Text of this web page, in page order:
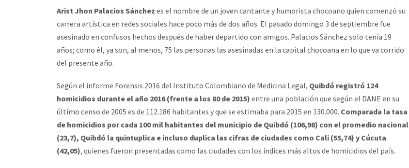
Arist Jhon Palacios Sánchez es el nombre de un joven cantante y humorista chocoano quien comenzó su
carrera artística en redes sociales hace poco más de dos años. El pasado domingo 3 de septiembre fue
asesinado en confusos hechos después de haber departido con amigos. Palacios Sánchez solo tenía 19
años; como él, ya son, al menos, 75 las personas las asesinadas en la capital chocoana en lo que va corrido
del presente año.
Según el informe Forensis 2016 del Instituto Colombiano de Medicina Legal, Quibdó registró 124
homicidios durante el año 2016 (frente a los 80 de 2015) entre una población que según el DANE en su
último censo de 2005 es de 112.186 habitantes y que se estimaba para 2015 en 130.000. Comparada la tasa
de homicidios por cada 100 mil habitantes del municipio de Quibdó (106,98) con el promedio nacional
(23,7), Quibdó la quintuplica e incluso duplica las cifras de ciudades como Cali (55,74) y Cúcuta
(42,05), quienes fueron presentadas como las ciudades con los índices más altos de homicidios del país.